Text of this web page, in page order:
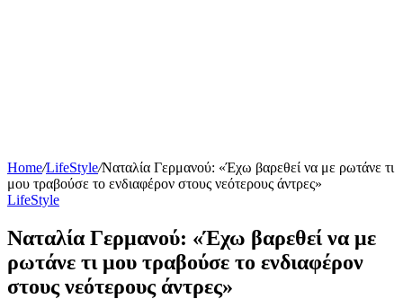
Home/LifeStyle/Ναταλία Γερμανού: «Έχω βαρεθεί να με ρωτάνε τι
μου τραβούσε το ενδιαφέρον στους νεότερους άντρες»
LifeStyle
Ναταλία Γερμανού: «Έχω βαρεθεί να με
ρωτάνε τι μου τραβούσε το ενδιαφέρον
στους νεότερους άντρες»